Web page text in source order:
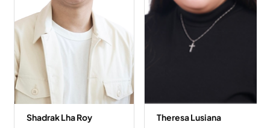
Shadrak Lha Roy Theresa Lusiana